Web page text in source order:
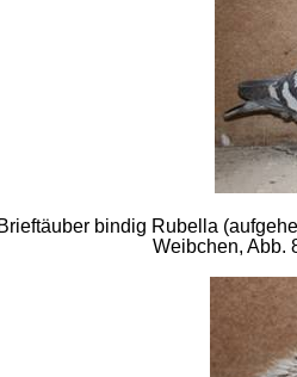
bindig Rubella
Weibchen, Abb.